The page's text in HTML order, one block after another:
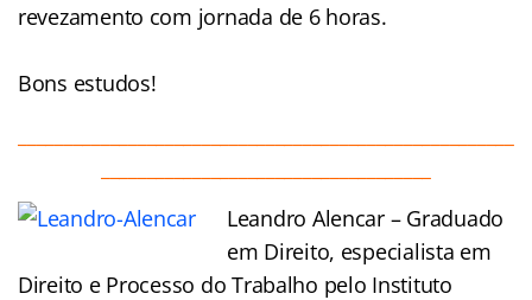
revezamento com jornada de 6 horas.
Bons estudos!
Leandro Alencar – Graduado
em Direito, especialista em
Direito e Processo do Trabalho pelo Instituto